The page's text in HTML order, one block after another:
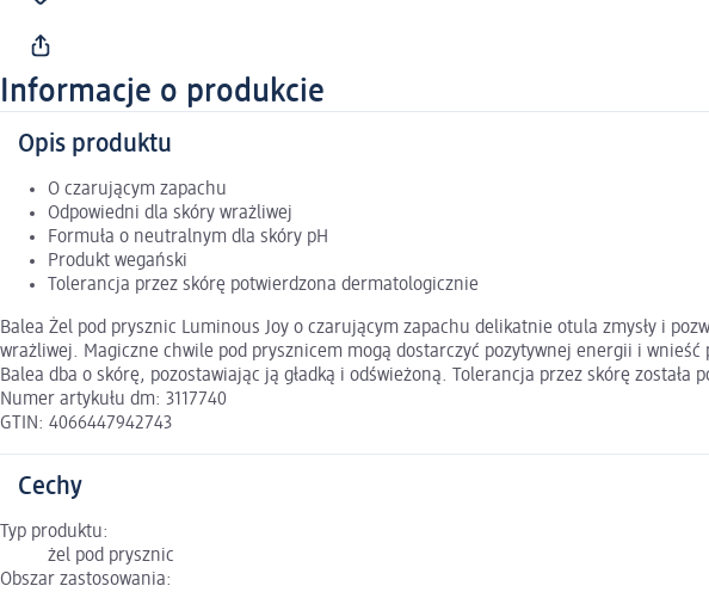
Informacje o produkcie
Opis produktu
O czarującym zapachu
Odpowiedni dla skóry wrażliwej
Formuła o neutralnym dla skóry pH
Produkt wegański
Tolerancja przez skórę potwierdzona dermatologicznie
Balea Żel pod prysznic Luminous Joy o czarującym zapachu delikatnie otula zmysły i
wrażliwej. Magiczne chwile pod prysznicem mogą dostarczyć pozytywnej energii i
Balea dba o skórę, pozostawiając ją gładką i odświeżoną. Tolerancja przez skórę została
Numer artykułu dm: 3117740
GTIN: 4066447942743
Cechy
Typ produktu:
żel pod prysznic
Obszar zastosowania: